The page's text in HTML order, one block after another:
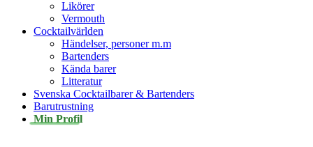
Likörer
Vermouth
Cocktailvärlden
Händelser, personer m.m
Bartenders
Kända barer
Litteratur
Svenska Cocktailbarer & Bartenders
Barutrustning
Min Profil